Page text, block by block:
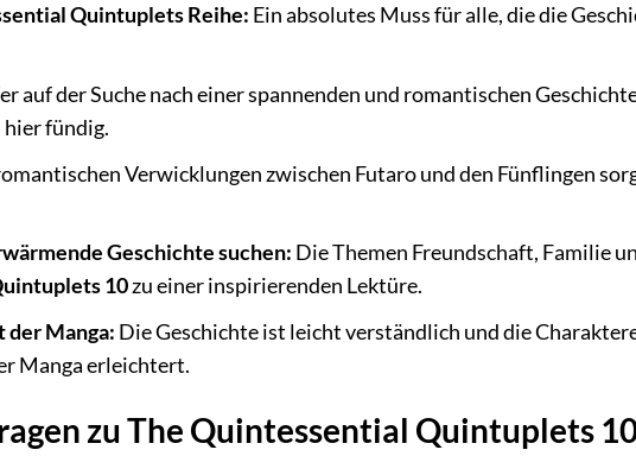
Quintuplets Reihe: Ein absolutes Muss für alle, die die
auf der Suche nach einer spannenden und romantischen
fündig.
Verwicklungen zwischen Futaro und den Fünflingen
Geschichte suchen: Die Themen Freundschaft, Familie
10zu einer inspirierenden Lektüre.
der Manga: Die Geschichte ist leicht verständlich und die
Manga erleichtert.
zu The Quintessential Quintuplets